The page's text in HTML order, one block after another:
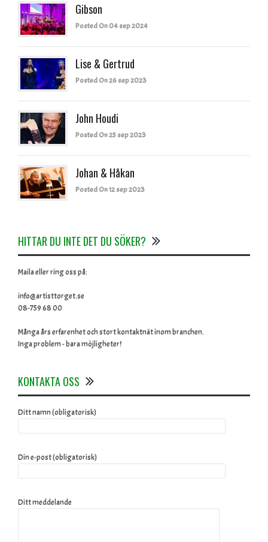
Gibson
Posted On 04 sep 2024
Lise & Gertrud
Posted On 26 sep 2023
John Houdi
Posted On 25 sep 2023
Johan & Håkan
Posted On 12 sep 2023
HITTAR DU INTE DET DU SÖKER?
Maila eller ring oss på:
info@artisttorget.se
08-759 68 00
Många års erfarenhet och stort kontaktnät inom branchen.
Inga problem - bara möjligheter!
KONTAKTA OSS
Ditt namn (obligatorisk)
Din e-post (obligatorisk)
Ditt meddelande